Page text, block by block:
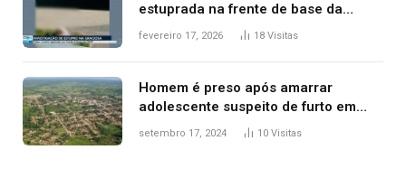
estuprada na frente de base da
Guarda Metropolitana de Palmas, diz
fevereiro 17, 2026 18 Visitas
Homem é preso após amarrar
adolescente suspeito de furto em
estaca de cerca e agredi-lo
setembro 17, 2024 10 Visitas